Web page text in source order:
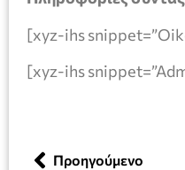
[xyz-ihs
[xyz-ihs
Προηγούμενο